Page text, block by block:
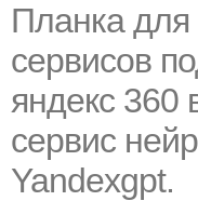
Планка для
сервисов
яндекс 360
сервис
Yandexgpt.